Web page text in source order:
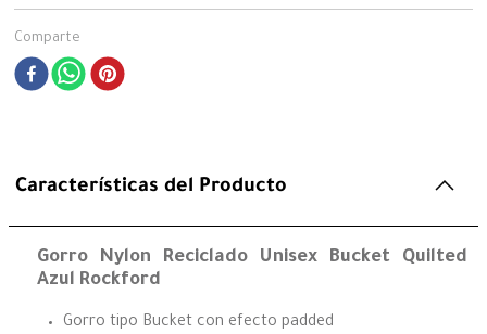
Comparte
Características del Producto
Gorro Nylon Reciclado Unisex Bucket Quilted
Azul Rockford
Gorro tipo Bucket con efecto padded